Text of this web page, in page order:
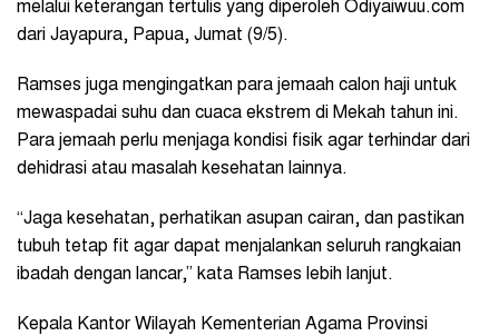
melalui keterangan tertulis yang diperoleh Odiyaiwuu.com
dari Jayapura, Papua, Jumat (9/5).
Ramses juga mengingatkan para jemaah calon haji untuk
mewaspadai suhu dan cuaca ekstrem di Mekah tahun ini.
Para jemaah perlu menjaga kondisi fisik agar terhindar dari
dehidrasi atau masalah kesehatan lainnya.
“Jaga kesehatan, perhatikan asupan cairan, dan pastikan
tubuh tetap fit agar dapat menjalankan seluruh rangkaian
ibadah dengan lancar,” kata Ramses lebih lanjut.
Kepala Kantor Wilayah Kementerian Agama Provinsi